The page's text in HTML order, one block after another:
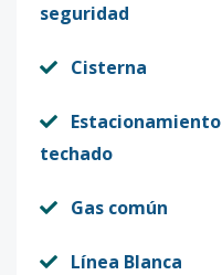
seguridad
Cisterna
Estacionamiento
techado
Gas común
Línea Blanca